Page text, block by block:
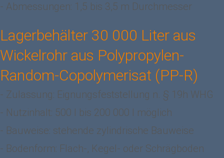
- Abmessungen: 1,5 bis 3,5 m Durchmesser
Lagerbehälter 30 000 Liter aus
Wickelrohr aus Polypropylen-
Random-Copolymerisat (PP-R)
- Zulassung: Eignungsfeststellung n. § 19h WHG
- Nutzinhalt: 500 l bis 200 000 l möglich
- Bauweise: stehende zylindrische Bauweise
- Bodenform: Flach-, Kegel- oder Schrägboden